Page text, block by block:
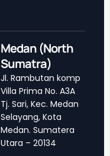
Medan (North
Sumatra)
Jl. Rambutan komp
Villa Prima No. A3A
Tj. Sari, Kec. Medan
Selayang, Kota
Medan. Sumatera
Utara – 20134